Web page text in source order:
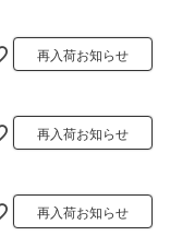
再入荷お知らせ
再入荷お知らせ
再入荷お知らせ